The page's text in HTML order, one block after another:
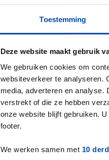
Toestemming
Deze website maakt gebruik
We gebruiken cookies om
websiteverkeer te analyseren.
media, adverteren en analyse.
verstrekt of die ze hebben
onze website blijft gebruiken.
footer.
We werken samen met 10
De gemiddelde
De gemiddelde
Deze cijfers zijn
Overzicht